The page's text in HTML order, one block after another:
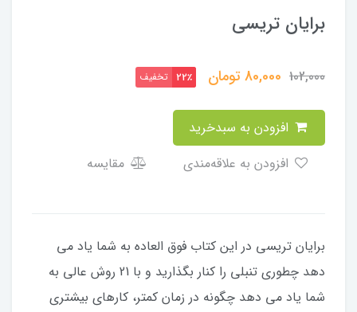
برایان تریسی
102,000
80,000تومان 22٪ تخفیف
مقایسه
برایان تریسی در این کتاب فوق العاده به شما یاد می
دهد چطوری تنبلی را کنار بگذارید و با 21 روش عالی به
شما یاد می دهد چگونه در زمان کمتر، کارهای بیشتری